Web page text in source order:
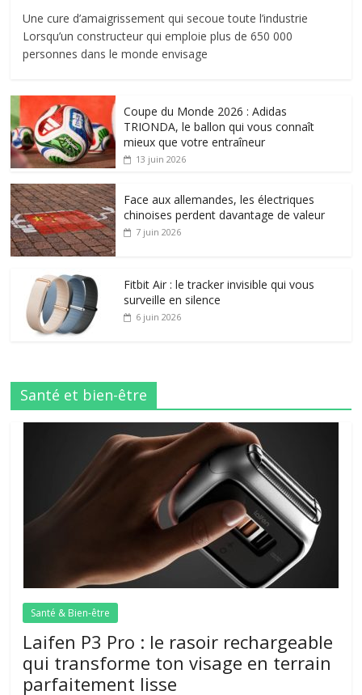
Une cure d’amaigrissement qui secoue toute l’industrie
Lorsqu’un constructeur qui emploie plus de 650 000
personnes dans le monde envisage
Coupe du Monde 2026 : Adidas
TRIONDA, le ballon qui vous connaît
mieux que votre entraîneur
13 juin 2026
Face aux allemandes, les électriques
chinoises perdent davantage de valeur
7 juin 2026
Fitbit Air : le tracker invisible qui vous
surveille en silence
6 juin 2026
Santé et bien-être
Santé & Bien-être
Laifen P3 Pro : le rasoir rechargeable
qui transforme ton visage en terrain
parfaitement lisse